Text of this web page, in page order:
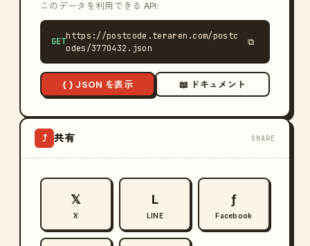
このデータを利用できる API:
GET
https://postcode.teraren.com/postc
odes/3770432.json
⧉
{ } JSON を表示 📖 ドキュメント
⤴ 共有 SHARE
𝕏
X
L
LINE
ƒ
Facebook